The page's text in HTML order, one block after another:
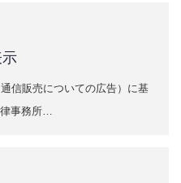
信販売についての広告）に基
律事務所…